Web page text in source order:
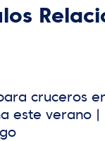
cruceros
este verano |